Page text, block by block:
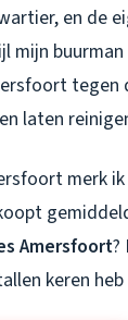
en de
mijn
tegen
laten
merk
Amersfoort?
keren